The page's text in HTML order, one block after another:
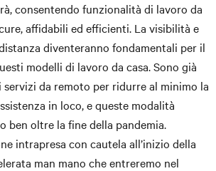
consentendo funzionalità di lavoro da
affidabili ed efficienti. La visibilità e
diventeranno fondamentali per il
modelli di lavoro da casa. Sono già
servizi da remoto per ridurre al minimo la
in loco, e queste modalità
ben oltre la fine della pandemia.
intrapresa con cautela all’inizio della
man mano che entreremo nel